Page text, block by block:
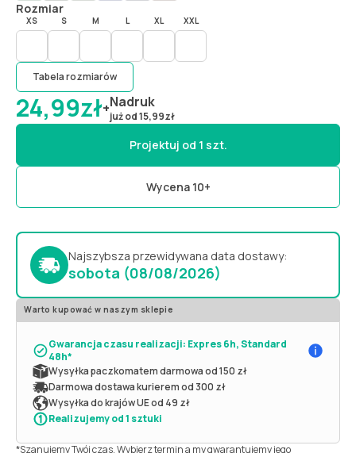
Rozmiar
XS S M L XL XXL
Tabela rozmiarów
24,99zł+Nadruk
już od15,99zł
Projektuj od 1 szt.
Wycena 10+
Najszybsza przewidywana data dostawy:
sobota (08/08/2026)
Warto kupować w naszym sklepie
Gwarancja czasu realizacji: Expres 6h, Standard
48h*
Wysyłka paczkomatem darmowa od 150 zł
Darmowa dostawa kurierem od 300 zł
Wysyłka do krajów UE od 49 zł
Realizujemy od 1 sztuki
*Szanujemy Twój czas. Wybierz termin a my gwarantujemy jego